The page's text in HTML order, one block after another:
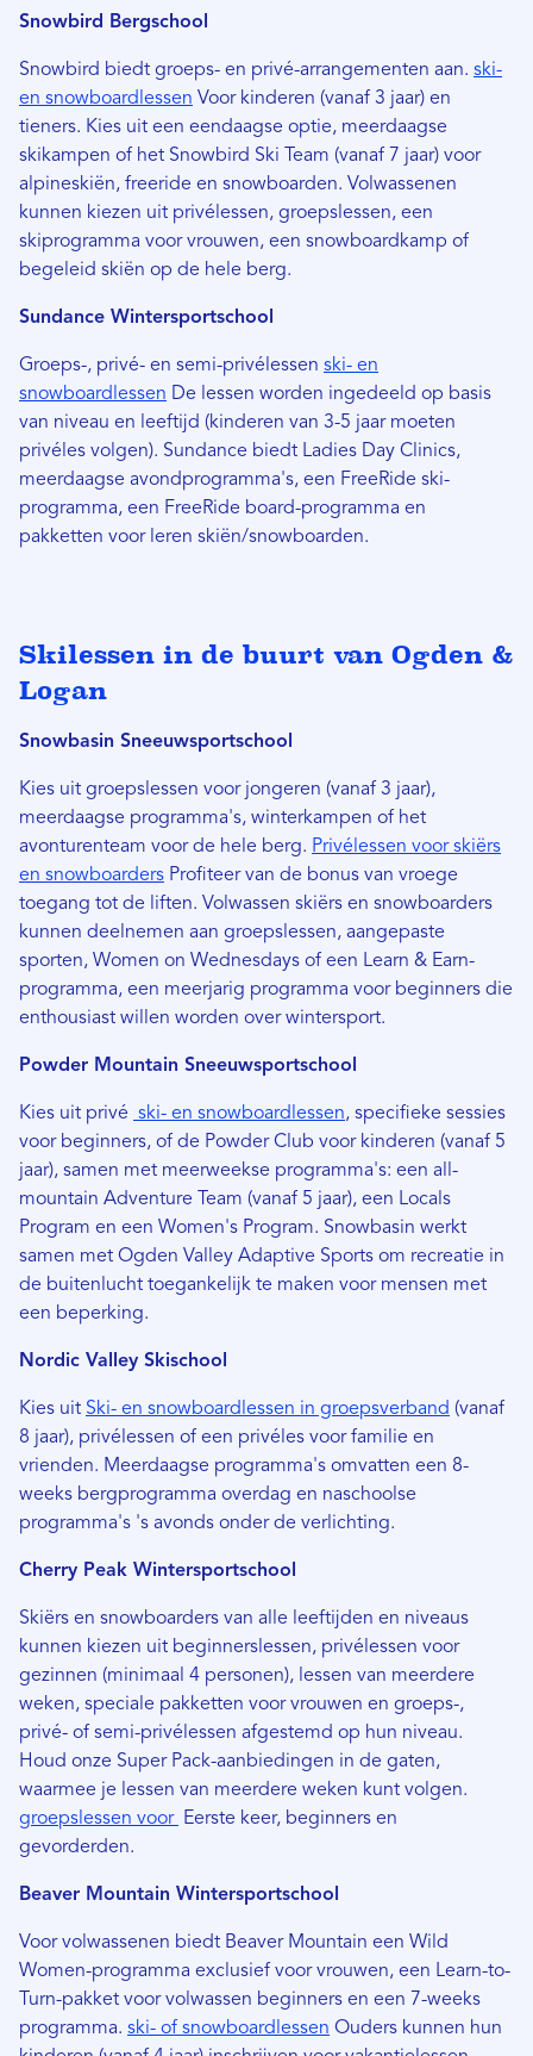
Snowbird Bergschool
Snowbird biedt groeps- en privé-arrangementen aan. ski-
en snowboardlessen Voor kinderen (vanaf 3 jaar) en
tieners. Kies uit een eendaagse optie, meerdaagse
skikampen of het Snowbird Ski Team (vanaf 7 jaar) voor
alpineskiën, freeride en snowboarden. Volwassenen
kunnen kiezen uit privélessen, groepslessen, een
skiprogramma voor vrouwen, een snowboardkamp of
begeleid skiën op de hele berg.
Sundance Wintersportschool
Groeps-, privé- en semi-privélessen ski- en
snowboardlessen De lessen worden ingedeeld op basis
van niveau en leeftijd (kinderen van 3-5 jaar moeten
privéles volgen). Sundance biedt Ladies Day Clinics,
meerdaagse avondprogramma's, een FreeRide ski-
programma, een FreeRide board-programma en
pakketten voor leren skiën/snowboarden.
Skilessen in de buurt van Ogden &
Logan
Snowbasin Sneeuwsportschool
Kies uit groepslessen voor jongeren (vanaf 3 jaar),
meerdaagse programma's, winterkampen of het
avonturenteam voor de hele berg. Privélessen voor skiërs
en snowboarders Profiteer van de bonus van vroege
toegang tot de liften. Volwassen skiërs en snowboarders
kunnen deelnemen aan groepslessen, aangepaste
sporten, Women on Wednesdays of een Learn & Earn-
programma, een meerjarig programma voor beginners die
enthousiast willen worden over wintersport.
Powder Mountain Sneeuwsportschool
Kies uit privé ski- en snowboardlessen, specifieke sessies
voor beginners, of de Powder Club voor kinderen (vanaf 5
jaar), samen met meerweekse programma's: een all-
mountain Adventure Team (vanaf 5 jaar), een Locals
Program en een Women's Program. Snowbasin werkt
samen met Ogden Valley Adaptive Sports om recreatie in
de buitenlucht toegankelijk te maken voor mensen met
een beperking.
Nordic Valley Skischool
Kies uit Ski- en snowboardlessen in groepsverband (vanaf
8 jaar), privélessen of een privéles voor familie en
vrienden. Meerdaagse programma's omvatten een 8-
weeks bergprogramma overdag en naschoolse
programma's 's avonds onder de verlichting.
Cherry Peak Wintersportschool
Skiërs en snowboarders van alle leeftijden en niveaus
kunnen kiezen uit beginnerslessen, privélessen voor
gezinnen (minimaal 4 personen), lessen van meerdere
weken, speciale pakketten voor vrouwen en groeps-,
privé- of semi-privélessen afgestemd op hun niveau.
Houd onze Super Pack-aanbiedingen in de gaten,
waarmee je lessen van meerdere weken kunt volgen.
groepslessen voor Eerste keer, beginners en
gevorderden.
Beaver Mountain Wintersportschool
Voor volwassenen biedt Beaver Mountain een Wild
Women-programma exclusief voor vrouwen, een Learn-to-
Turn-pakket voor volwassen beginners en een 7-weeks
programma. ski- of snowboardlessen Ouders kunnen hun